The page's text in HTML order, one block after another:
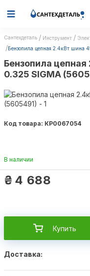
Сантехдеталь Инструмент
Бензопила цепная 2.4кВт шина
Бензопила
0.325 SIGMA
Код товара: КР0067054
В наличии
₴ 4 688
Купить
Доставка: